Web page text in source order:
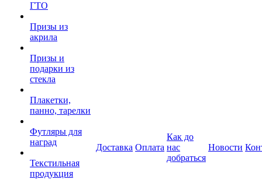
ГТО
Призы из
акрила
Призы и
подарки из
стекла
Плакетки,
панно, тарелки
Футляры для
наград
Текстильная
продукция
Доставка Оплата
Как до
нас
добраться
Новости